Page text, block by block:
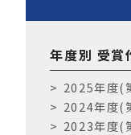
b
o
o
k
年度別 受賞
2025年度(
2024年度(
2023年度(